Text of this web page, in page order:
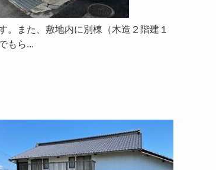
。また、敷地内に別棟（木造２階建１
もら...